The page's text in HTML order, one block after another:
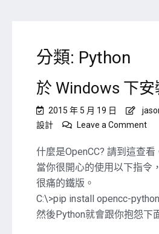
分類: Python
於 Windows 下安
2015 年 5 月 19 日
設計
Leave a Commenton
下
安
什麼是OpenCC? 請到這查看
當你很開心的使用以下指令
很痛的鐵版。
C:\>pip install opencc-python
然後Python就會跟你抱怨下